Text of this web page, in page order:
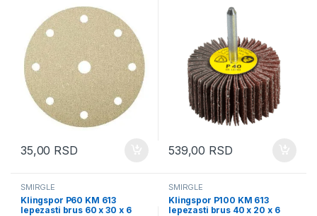
35,00 RSD 539,00 RSD
ŠMIRGLE
Klingspor P60 KM 613
lepezasti brus 60 x 30 x 6
ŠMIRGLE
Klingspor P100 KM 613
lepezasti brus 40 x 20 x 6